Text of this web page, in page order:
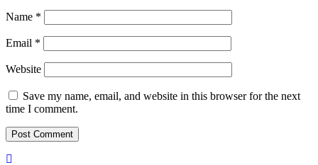
Name *
Email *
Website
Save my name, email, and website in this browser for the next
time I comment.